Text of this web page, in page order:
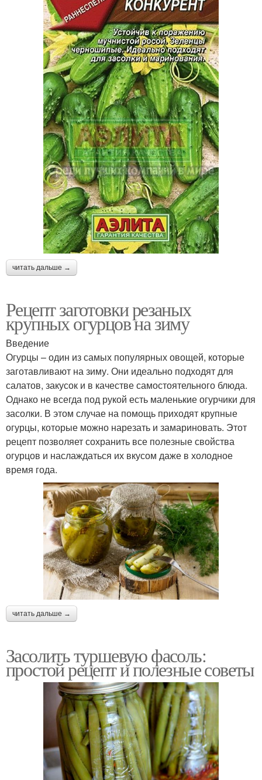
читать дальше →
Рецепт заготовки резаных
крупных огурцов на зиму
Введение
Огурцы – один из самых популярных овощей, которые
заготавливают на зиму. Они идеально подходят для
салатов, закусок и в качестве самостоятельного блюда.
Однако не всегда под рукой есть маленькие огурчики для
засолки. В этом случае на помощь приходят крупные
огурцы, которые можно нарезать и замариновать. Этот
рецепт позволяет сохранить все полезные свойства
огурцов и наслаждаться их вкусом даже в холодное
время года.
читать дальше →
Засолить туршевую фасоль:
простой рецепт и полезные советы